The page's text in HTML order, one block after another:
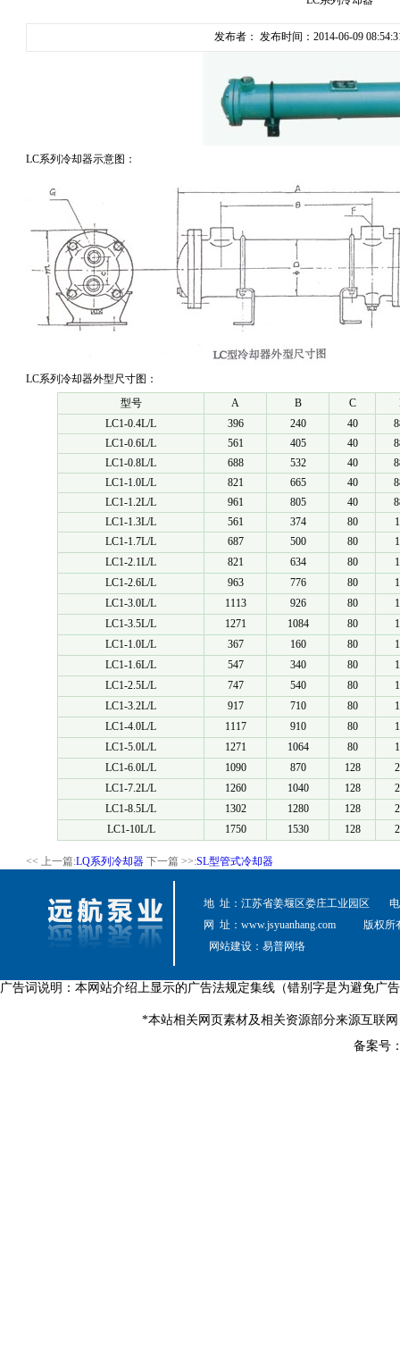
发布者： 发布时间：2014-06-09
LC系列冷却器示意图：
LC系列冷却器外型尺寸图：
型号
A B C
LC1-0.4L/L
396 240 40
LC1-0.6L/L
561 405 40
LC1-0.8L/L
688 532 40
LC1-1.0L/L
821 665 40
LC1-1.2L/L
961 805 40
LC1-1.3L/L
561 374 80
LC1-1.7L/L
687 500 80
LC1-2.1L/L
821 634 80
LC1-2.6L/L
963 776 80
LC1-3.0L/L
1113 926 80
LC1-3.5L/L
1271 1084 80
LC1-1.0L/L
367 160 80
LC1-1.6L/L
547 340 80
LC1-2.5L/L
747 540 80
LC1-3.2L/L
917 710 80
LC1-4.0L/L
1117 910 80
LC1-5.0L/L
1271 1064 80
LC1-6.0L/L
1090 870 128
LC1-7.2L/L
1260 1040 128
LC1-8.5L/L
1302 1280 128
LC1-10L/L
1750 1530 128
<< 上一篇:LQ系列冷却器下一篇 >>:SL型管式冷却器
地 址：江苏省姜堰区娄庄工业园区
网 址： www.jsyuanhang.com
版权所
网站建设： 易普网络
广告词说明：本网站介绍上显示的广告法规定集线（错别字是为避免广
*本站相关网页素材及相关资源部分来源互联
备案号